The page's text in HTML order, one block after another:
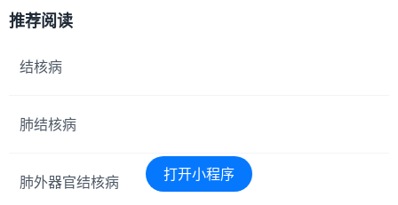
推荐阅读
结核病
肺结核病
肺外器官结核病 打开小程序